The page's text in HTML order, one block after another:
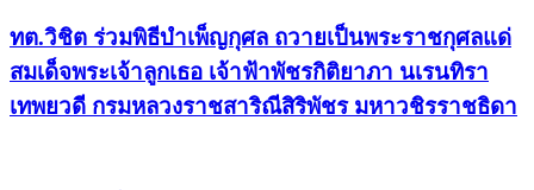
ทต.วิชิต ร่วมพิธีบำเพ็ญกุศล ถวายเป็นพระราชกุศลแด่
สมเด็จพระเจ้าลูกเธอ เจ้าฟ้าพัชรกิติยาภา นเรนทิรา
เทพยวดี กรมหลวงราชสาริณีสิริพัชร มหาวชิรราชธิดา